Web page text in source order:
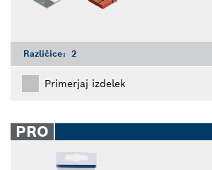
Različice: 2
Primerjaj izdelek
PRO